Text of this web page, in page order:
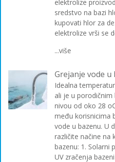
elektrolize
sredstvo na bazi
kupovati hlor za
elektrolize vrši se
...više
Grejanje vode u
Idealna
ali je u
nivou od oko 28
među korisnicima
vode u bazenu. U
različite načine na
bazenu: 1. Solarni
UV zračenja